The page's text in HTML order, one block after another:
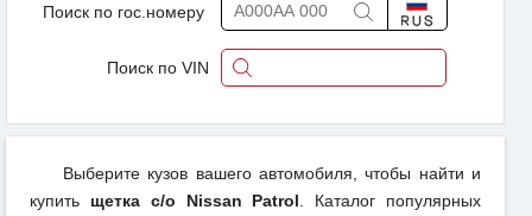
Поиск по гос.номеру
Поиск по VIN
Выберите кузов вашего автомобиля, чтобы найти и
купить щетка с/о Nissan Patrol . Каталог популярных